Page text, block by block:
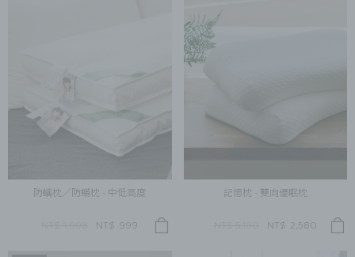
防螨枕／防蟎枕 - 中低高度
NT$ 999
記憶枕 - 雙向優眠枕
NT$ 2,580